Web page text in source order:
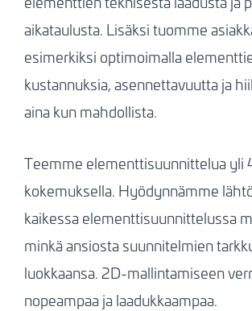
aikataulusta. Lisäksi tuomme
esimerkiksi optimoimalla
kustannuksia, asennettavuutta ja
aina kun mahdollista.
Teemme elementtisuunnittelua yli
kokemuksella. Hyödynnämme
kaikessa elementtisuunnittelussa
minkä ansiosta suunnitelmien
luokkaansa. 2D-mallintamiseen
nopeampaa ja laadukkaampaa.